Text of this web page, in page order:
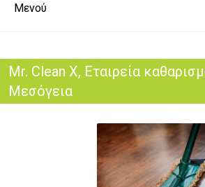
Μενού
Mr. Clean X, Εταιρεία
Μεσόγεια